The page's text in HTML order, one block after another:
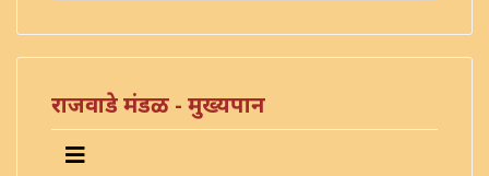
राजवाडे मंडळ - मुख्यपान